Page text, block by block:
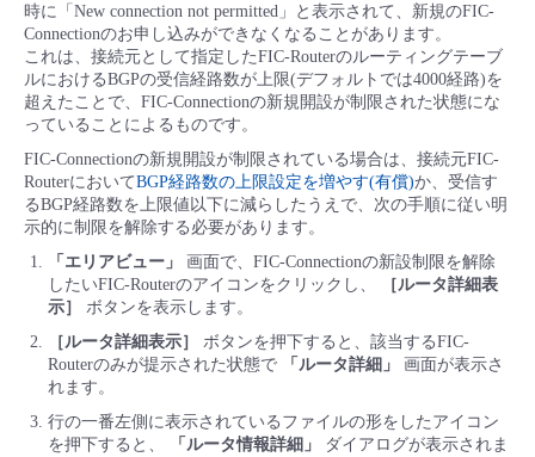
サポート
管理機能
すべてのメニューを見る
モニタリング/監査
サポート
管理機能
すべてのメニューを見る
ネットワーク
IoT
モニタリング/監査
サポート
■ セットアップガイド
- 新規お申し込み方法
- 初期設定・確認
- ユーザー機能の管理
- 登録情報の管理
- APIリファレンス
- セキュリティ・監査
- データと分析
- IoT
- リモートワーク
- ITインフラストラクチャー
- その他
サービス稼働状況
故障/メンテナンス履歴
メンテナンス予定
定期メンテナンス
パートナー
販売パートナー向けプログラム
協業パートナー
トレーニング/操作動画
時に「New connection not permitted」と表示されて、新規のFIC-
Connectionのお申し込みができなくなることがあります。
これは、接続元として指定したFIC-Routerのルーティングテーブ
ルにおけるBGPの受信経路数が上限(デフォルトでは4000経路)を
超えたことで、FIC-Connectionの新規開設が制限された状態にな
っていることによるものです。
FIC-Connectionの新規開設が制限されている場合は、接続元FIC-
RouterにおいてBGP経路数の上限設定を増やす(有償)か、受信す
るBGP経路数を上限値以下に減らしたうえで、次の手順に従い明
示的に制限を解除する必要があります。
「エリアビュー」
画面で、FIC-Connectionの新設制限を解除
したいFIC-Routerのアイコンをクリックし、
［ルータ詳細表
示］
ボタンを表示します。
［ルータ詳細表示］
ボタンを押下すると、該当するFIC-
Routerのみが提示された状態で
「ルータ詳細」
画面が表示さ
れます。
行の一番左側に表示されているファイルの形をしたアイコン
を押下すると、
「ルータ情報詳細」
ダイアログが表示されま